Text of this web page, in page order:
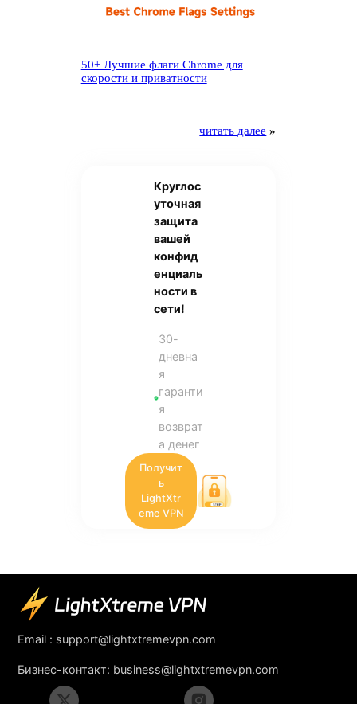
50+ Лучшие флаги Chrome для
скорости и приватности
читать далее »
Круглос
уточная
защита
вашей
конфид
енциаль
ности в
сети!
30-
дневна
я
гаранти
я
возврат
а денег
Получит
ь
LightXtr
eme VPN
Email : support@lightxtremevpn.com
Бизнес-контакт: business@lightxtremevpn.com